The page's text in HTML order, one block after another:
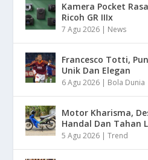
Kamera Pocket
Ricoh GR IIIx
7 Agu 2026 | News
Francesco Totti,
Unik Dan Elegan
6 Agu 2026 | Bola Dunia
Motor Kharisma,
Handal Dan Tahan
5 Agu 2026 |Trend